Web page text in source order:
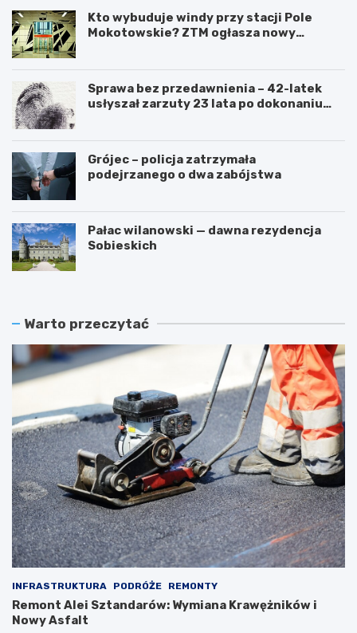
Kto wybuduje windy przy stacji Pole
Mokotowskie? ZTM ogłasza nowy
Sprawa bez przedawnienia – 42-latek
usłyszał zarzuty 23 lata po dokonaniu
Grójec – policja zatrzymała
podejrzanego o dwa zabójstwa
Pałac wilanowski — dawna rezydencja
Sobieskich
Warto przeczytać
INFRASTRUKTURA PODRÓŻE REMONTY
Remont Alei Sztandarów: Wymiana Krawężników i
Nowy Asfalt